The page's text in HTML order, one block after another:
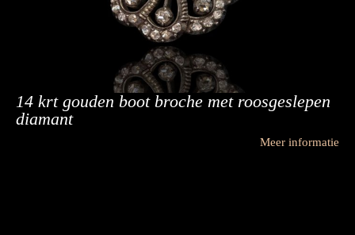
14 krt gouden boot broche met roosgeslepen
diamant
Meer informatie